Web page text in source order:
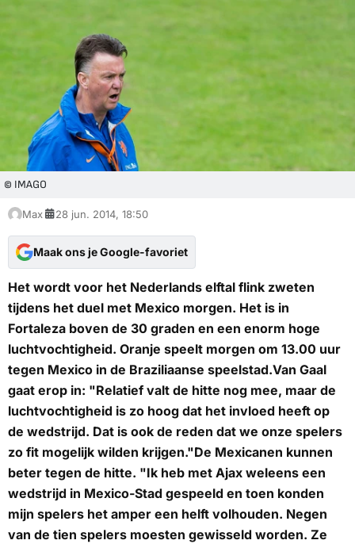
© IMAGO
Max 28 jun. 2014, 18:50
Maak ons je Google-favoriet
Het wordt voor het Nederlands elftal flink zweten
tijdens het duel met Mexico morgen. Het is in
Fortaleza boven de 30 graden en een enorm hoge
luchtvochtigheid. Oranje speelt morgen om 13.00 uur
tegen Mexico in de Braziliaanse speelstad.Van Gaal
gaat erop in: "Relatief valt de hitte nog mee, maar de
luchtvochtigheid is zo hoog dat het invloed heeft op
de wedstrijd. Dat is ook de reden dat we onze spelers
zo fit mogelijk wilden krijgen."De Mexicanen kunnen
beter tegen de hitte. "Ik heb met Ajax weleens een
wedstrijd in Mexico-Stad gespeeld en toen konden
mijn spelers het amper een helft volhouden. Negen
van de tien spelers moesten gewisseld worden. Ze